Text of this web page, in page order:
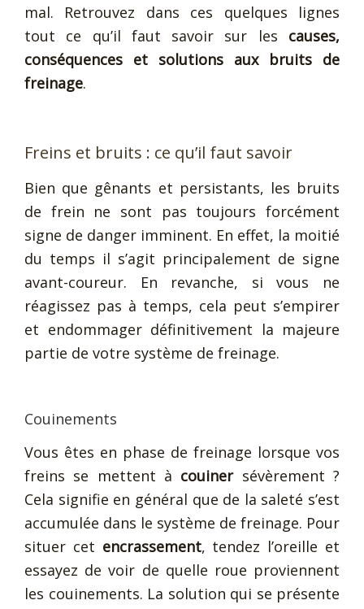
mal. Retrouvez dans ces quelques lignes
tout ce qu’il faut savoir sur les causes,
conséquences et solutions aux bruits de
freinage.
Freins et bruits : ce qu’il faut savoir
Bien que gênants et persistants, les bruits
de frein ne sont pas toujours forcément
signe de danger imminent. En effet, la moitié
du temps il s’agit principalement de signe
avant-coureur. En revanche, si vous ne
réagissez pas à temps, cela peut s’empirer
et endommager définitivement la majeure
partie de votre système de freinage.
Couinements
Vous êtes en phase de freinage lorsque vos
freins se mettent à couinersévèrement ?
Cela signifie en général que de la saleté s’est
accumulée dans le système de freinage. Pour
situer cet encrassement, tendez l’oreille et
essayez de voir de quelle roue proviennent
les couinements. La solution qui se présente